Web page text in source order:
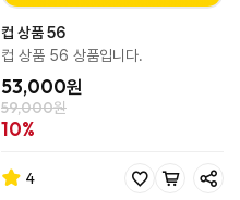
컵 상품 56
컵 상품 56 상품입니다.
53,000원
59,000원
10%
4